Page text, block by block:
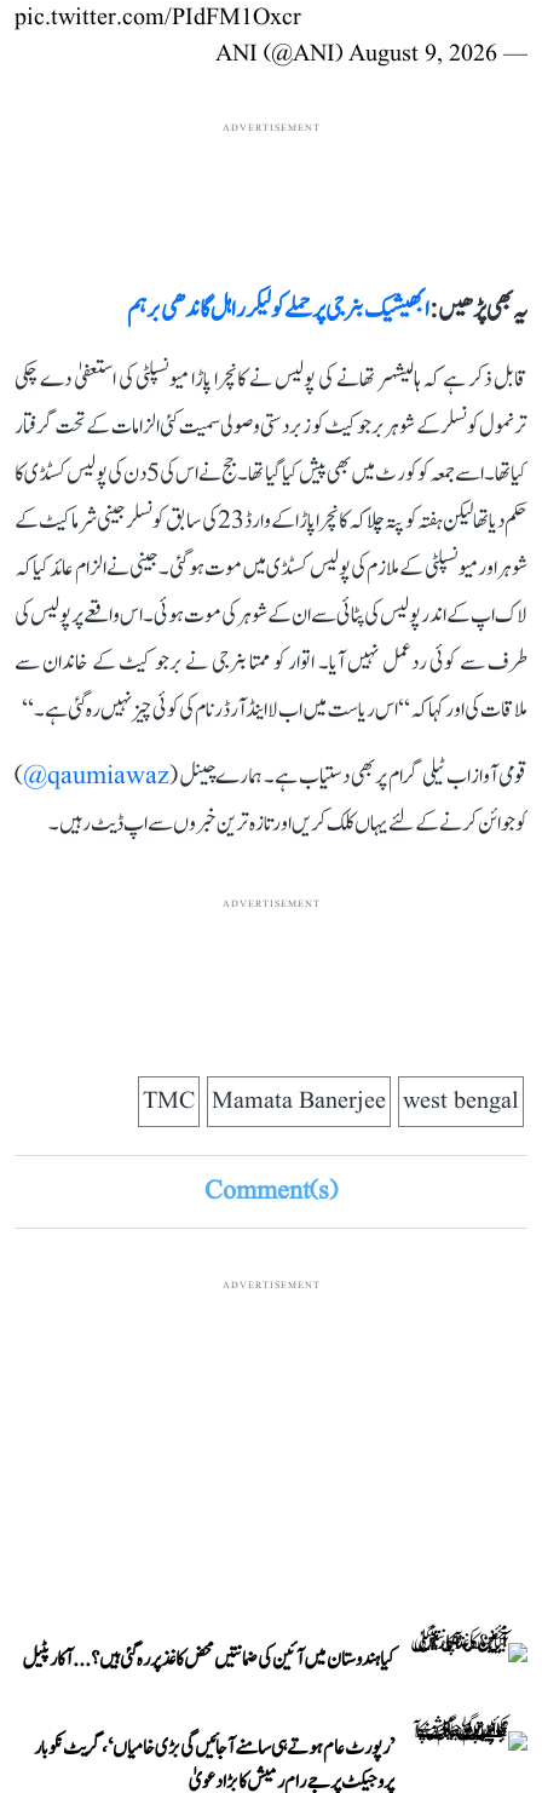
pic.twitter.com/PIdFM1Oxcr
— ANI (@ANI)
August 9, 2026
ADVERTISEMENT
یہ بھی پڑھیں :ابھیشیک بنرجی پر حملے کو لیکر راہل گاندھی برہم
قابل ذکر ہے کہ ہالیشہر تھانے کی پولیس نے کانچرا پاڑا میونسپلٹی کی استعفیٰ دے چکی
ترنمول کونسلر کے شوہر برجو کیٹ کو زبردستی وصولی سمیت کئی الزامات کے تحت گرفتار
کیا تھا۔ اسے جمعہ کو کورٹ میں بھی پیش کیا گیا تھا۔ جج نے اس کی 5 دن کی پولیس کسٹڈی کا
حکم دیا تھا لیکن ہفتہ کو پتہ چلا کہ کانچرا پاڑا کے وارڈ 23 کی سابق کونسلر جینی شرما کیٹ کے
شوہر اور میونسپلٹی کے ملازم کی پولیس کسٹڈی میں موت ہو گئی۔ جینی نے الزام عائد کیا کہ
لاک اپ کے اندر پولیس کی پٹائی سے ان کے شوہر کی موت ہوئی۔ اس واقعے پر پولیس کی
طرف سے کوئی ردعمل نہیں آیا۔ اتوار کو ممتا بنرجی نے برجو کیٹ کے خاندان سے
ملاقات کی اور کہا کہ ‘‘اس ریاست میں اب لا اینڈ آرڈر نام کی کوئی چیز نہیں رہ گئی ہے۔‘‘
قومی آواز اب ٹیلی گرام پر بھی دستیاب ہے۔ ہمارے چینل (qaumiawaz@
)
کو جوائن کرنے کے لئے یہاں کلک کریں اور تازہ ترین خبروں سے اپ ڈیٹ رہیں۔
ADVERTISEMENT
west bengal
Mamata Banerjee
TMC
Comment(s)
ADVERTISEMENT
کیا ہندوستان میں آئین کی ضمانتیں محض کاغذ پر رہ گئی ہیں؟...آکار پٹیل
’رپورٹ عام ہوتے ہی سامنے آ جائیں گی بڑی خامیاں‘، گریٹ نکوبار
پروجیکٹ پر جے رام رمیش کا بڑا دعویٰ